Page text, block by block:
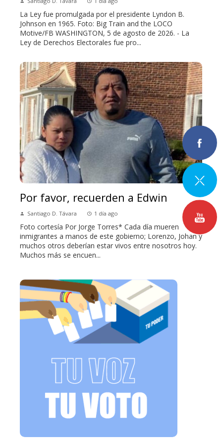
La Ley fue promulgada por el presidente Lyndon B.
Johnson en 1965. Foto: Big Train and the LOCO
Motive/FB WASHINGTON, 5 de agosto de 2026. - La
Ley de Derechos Electorales fue pro...
Por favor, recuerden a Edwin
Santiago D. Távara 1 día ago
Foto cortesía Por Jorge Torres* Cada día mueren
inmigrantes a manos de este gobierno; Lorenzo, Johan y
muchos otros deberían estar vivos entre nosotros hoy.
Muchos más se encuen...